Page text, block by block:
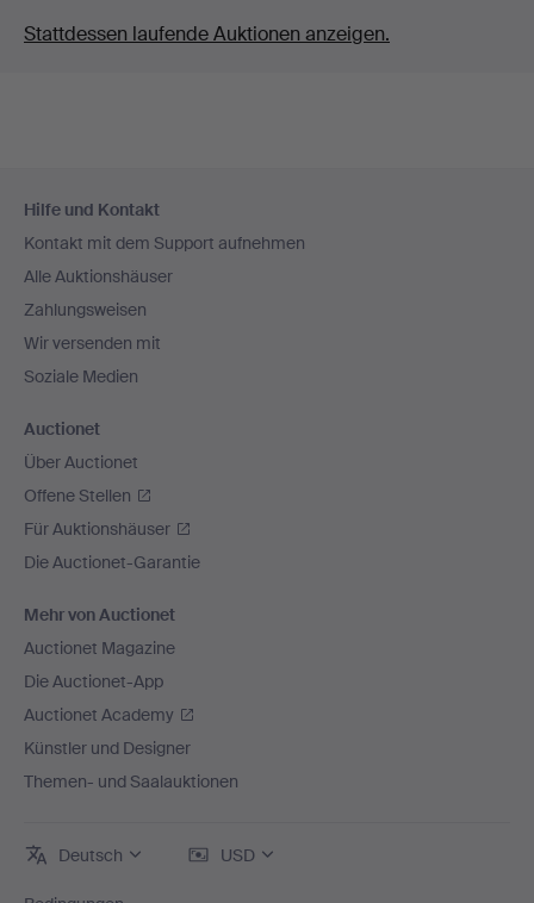
Stattdessen laufende Auktionen anzeigen.
Navigation
Hilfe und Kontakt
Kontakt mit dem Support aufnehmen
Alle Auktionshäuser
Zahlungsweisen
Wir versenden mit
Soziale Medien
Auctionet
Über Auctionet
Offene Stellen
Für Auktionshäuser
Die Auctionet-Garantie
Mehr von Auctionet
Auctionet Magazine
Die Auctionet-App
Auctionet Academy
Künstler und Designer
Themen- und Saalauktionen
Deutsch USD